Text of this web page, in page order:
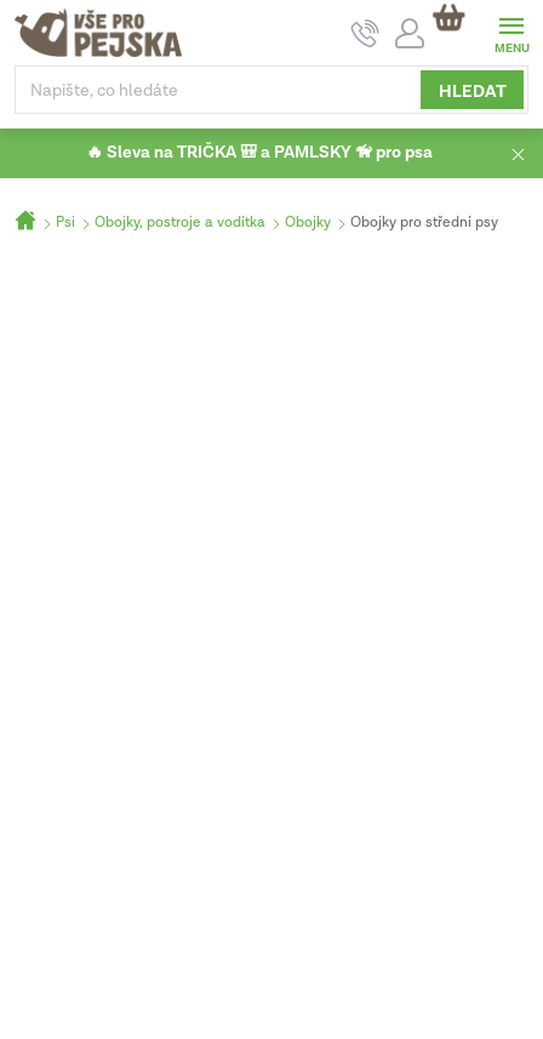
Přejít
obsah
HLEDAT
NÁKUPNÍ
KOŠÍK
🔥 Sleva na TRIČKA 🎒 a PAMLSKY 🦮 pro psa
Domů
Psi Obojky, postroje a vodítka Obojky Obojky pro střední psy